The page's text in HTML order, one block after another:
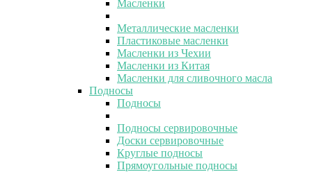
Масленки
Металлические масленки
Пластиковые масленки
Масленки из Чехии
Масленки из Китая
Масленки для сливочного масла
Подносы
Подносы
Подносы сервировочные
Доски сервировочные
Круглые подносы
Прямоугольные подносы